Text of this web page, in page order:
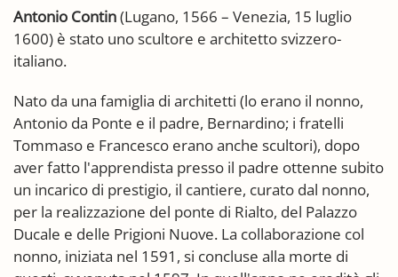
Antonio Contin(Lugano, 1566 – Venezia, 15 luglio
1600) è stato uno scultore e architetto svizzero-
italiano.
Nato da una famiglia di architetti (lo erano il nonno,
Antonio da Ponte e il padre, Bernardino; i fratelli
Tommaso e Francesco erano anche scultori), dopo
aver fatto l'apprendista presso il padre ottenne subito
un incarico di prestigio, il cantiere, curato dal nonno,
per la realizzazione del ponte di Rialto, del Palazzo
Ducale e delle Prigioni Nuove. La collaborazione col
nonno, iniziata nel 1591, si concluse alla morte di